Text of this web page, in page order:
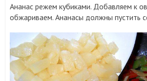
Ананас режем кубиками. Добавляем к
обжариваем. Ананасы должны пустить